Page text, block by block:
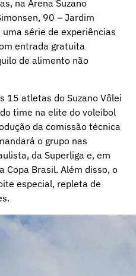
na Arena Suzano
90 – Jardim
série de experiências
entrada gratuita
de alimento não
15 atletas do Suzano Vôlei
time na elite do voleibol
da comissão técnica
o grupo nas
da Superliga e, em
Copa Brasil. Além disso, o
especial, repleta de